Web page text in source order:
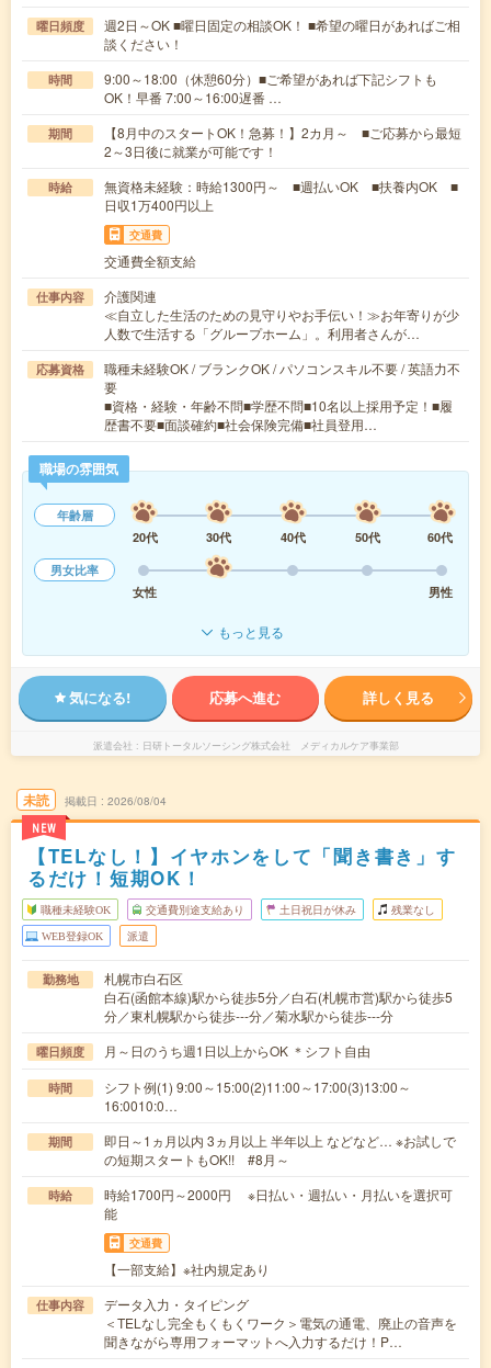
曜日頻度
週2日～OK ■曜日固定の相談OK！ ■希望の曜日があればご相
談ください！
時間
9:00～18:00（休憩60分）■ご希望があれば下記シフトも
OK！早番 7:00～16:00遅番 …
期間
【8月中のスタートOK！急募！】2カ月～ ■ご応募から最短
2～3日後に就業が可能です！
時給
無資格未経験：時給1300円～ ■週払いOK ■扶養内OK ■
日収1万400円以上
交通費
交通費全額支給
仕事内容
介護関連
≪自立した生活のための見守りやお手伝い！≫お年寄りが少
人数で生活する「グループホーム」。利用者さんが…
応募資格
職種未経験OK / ブランクOK / パソコンスキル不要 / 英語力不
要
■資格・経験・年齢不問■学歴不問■10名以上採用予定！■履
歴書不要■面談確約■社会保険完備■社員登用…
職場の雰囲気
年齢層
20代
30代 40代 50代
60代
男女比率
女性
男性
もっと見る
気になる! 応募へ進む 詳しく見る
派遣会社 日研トータルソーシング株式会社 メディカルケア事業部
未読
NEW
掲載日 2026/08/04
【TELなし！】イヤホンをして「聞き書き」す
るだけ！短期OK！
職種未経験OK 交通費別途支給あり 土日祝日が休み 残業なし
WEB登録OK 派遣
勤務地
札幌市白石区
白石(函館本線)駅から徒歩5分／白石(札幌市営)駅から徒歩5
分／東札幌駅から徒歩---分／菊水駅から徒歩---分
曜日頻度 月～日のうち週1日以上からOK ＊シフト自由
時間
シフト例(1) 9:00～15:00(2)11:00～17:00(3)13:00～
16:0010:0…
期間
即日～1ヵ月以内 3ヵ月以上 半年以上 などなど… ※お試しで
の短期スタートもOK!! #8月～
時給
時給1700円～2000円 ※日払い・週払い・月払いを選択可
能
交通費
【一部支給】※社内規定あり
仕事内容
データ入力・タイピング
＜TELなし完全もくもくワーク＞電気の通電、廃止の音声を
聞きながら専用フォーマットへ入力するだけ！P…